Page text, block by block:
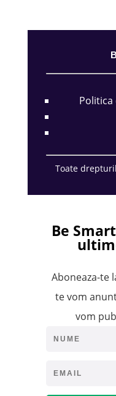
Toate
Be
Aboneaza-te
te vom
vom